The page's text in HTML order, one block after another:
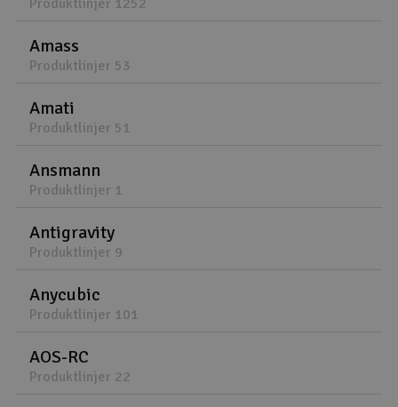
Produktlinjer 1252
Amass
Produktlinjer 53
Amati
Produktlinjer 51
Ansmann
Produktlinjer 1
Antigravity
Produktlinjer 9
Anycubic
Produktlinjer 101
AOS-RC
Produktlinjer 22